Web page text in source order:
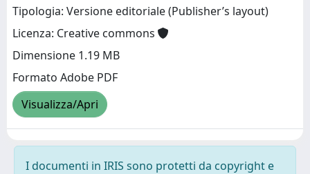
Tipologia: Versione editoriale (Publisher’s layout)
Licenza: Creative commons
Dimensione 1.19 MB
Formato Adobe PDF
Visualizza/Apri
I documenti in IRIS sono protetti da copyright e